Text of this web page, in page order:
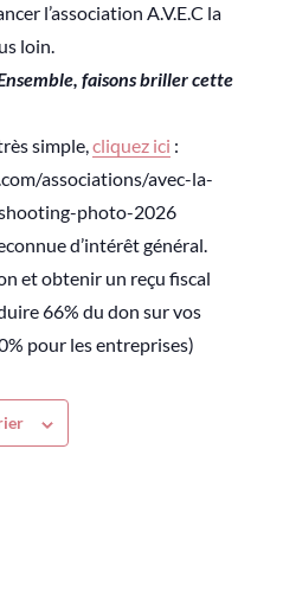
l’association A.V.E.C la
loin.
faisons briller cette
simple,cliquez ici :
associations/avec-la-
photo-2026
d’intérêt général.
et obtenir un reçu fiscal
66% du don sur vos
pour les entreprises)